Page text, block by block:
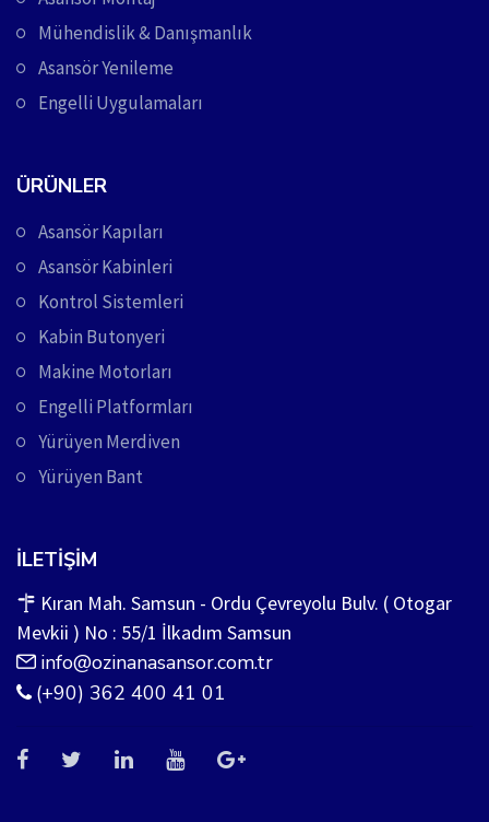
Mühendislik & Danışmanlık
Asansör Yenileme
Engelli Uygulamaları
ÜRÜNLER
Asansör Kapıları
Asansör Kabinleri
Kontrol Sistemleri
Kabin Butonyeri
Makine Motorları
Engelli Platformları
Yürüyen Merdiven
Yürüyen Bant
İLETIŞIM
Kıran Mah. Samsun - Ordu Çevreyolu Bulv. ( Otogar
Mevkii ) No : 55/1 İlkadım Samsun
info@ozinanasansor.com.tr
(+90) 362 400 41 01